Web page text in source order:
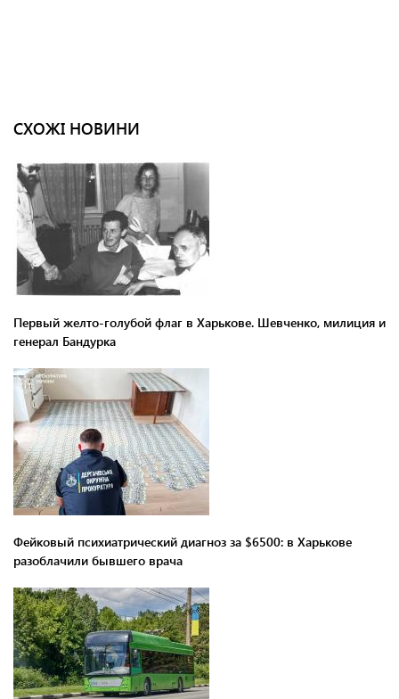
СХОЖІ НОВИНИ
Первый желто-голубой флаг в Харькове. Шевченко, милиция и
генерал Бандурка
Фейковый психиатрический диагноз за $6500: в Харькове
разоблачили бывшего врача